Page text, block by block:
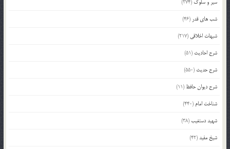
سیر و سلوک (274)
شب های قدر (46)
شبهات اخلاقی (217)
شرح احادیث (51)
شرح حدیث (550)
شرح دیوان حافظ (11)
شناخت امام (440)
شهید دستغیب(38)
شیخ مفید(42)